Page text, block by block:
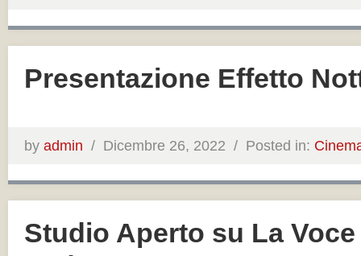
Presentazione Effetto
by admin / Dicembre 26, 2022 / Posted in:
Studio Aperto su La